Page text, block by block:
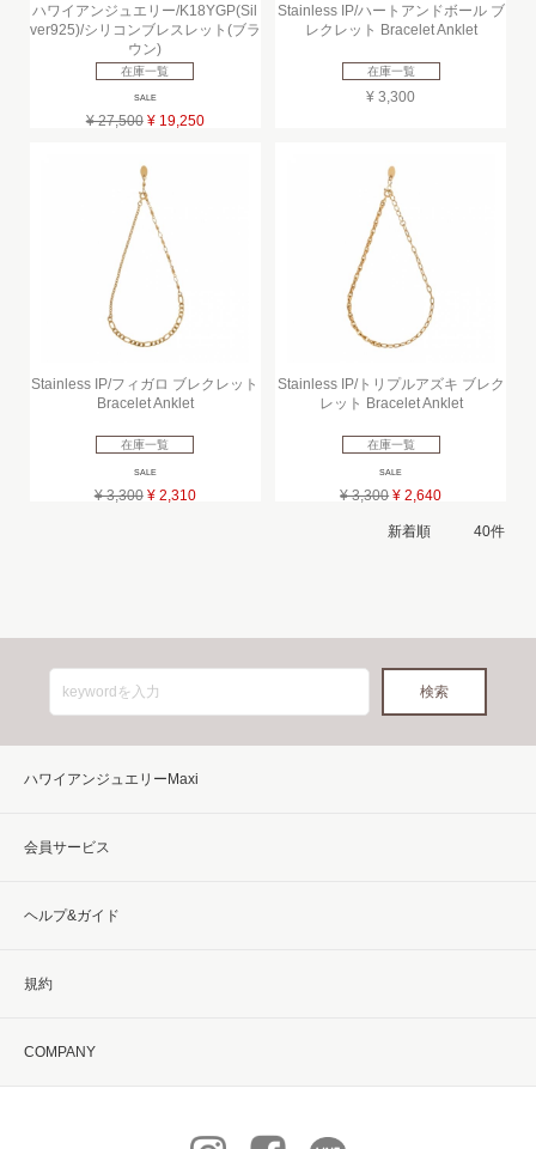
ハワイアンジュエリー/K18YGP(Sil
ver925)/シリコンブレスレット(ブラ
ウン)
在庫一覧
SALE
¥ 27,500 ¥ 19,250
Stainless IP/ハートアンドボール ブ
レクレット Bracelet Anklet
在庫一覧
¥ 3,300
Stainless IP/フィガロ ブレクレット
Bracelet Anklet
在庫一覧
SALE
¥ 3,300 ¥ 2,310
Stainless IP/トリプルアズキ ブレク
レット Bracelet Anklet
在庫一覧
SALE
¥ 3,300 ¥ 2,640
ハワイアンジュエリーMaxi
会員サービス
ヘルプ&ガイド
規約
COMPANY